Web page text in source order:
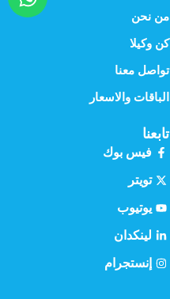
من نحن
كن وكيلا
تواصل معنا
الباقات والاسعار
تابعنا
فيس بوك
تويتر
يوتيوب
لينكدان
إنستجرام